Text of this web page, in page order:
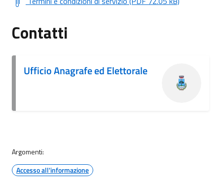
Contatti
Ufficio Anagrafe ed Elettorale
Argomenti:
Accesso all'informazione